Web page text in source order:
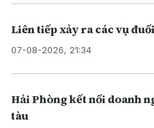
Liên tiếp xảy ra các vụ
07-08-2026, 21:34
Hải Phòng kết nối doanh
tàu